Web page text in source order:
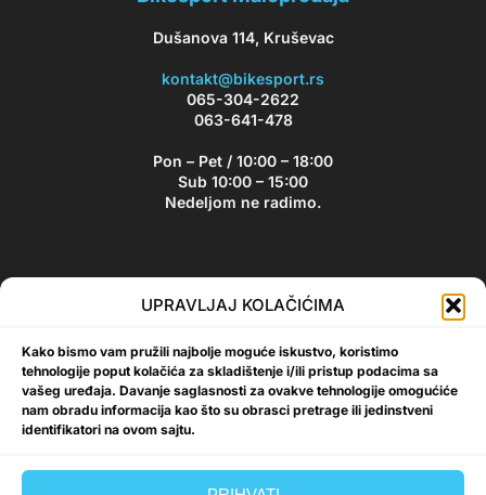
UPRAVLJAJ KOLAČIĆIMA
Kako bismo vam pružili najbolje moguće iskustvo, koristimo
tehnologije poput kolačića za skladištenje i/ili pristup podacima sa
vašeg uređaja. Davanje saglasnosti za ovakve tehnologije omogućiće
nam obradu informacija kao što su obrasci pretrage ili jedinstveni
identifikatori na ovom sajtu.
Dušanova 114, Kruševac
kontakt@bikesport.rs
065-304-2622
063-641-478
Pon – Pet / 10:00 – 18:00
Sub 10:00 – 15:00
Nedeljom ne radimo.
Bikesport Newsletter
akcijama i popustima!
Prijavi se